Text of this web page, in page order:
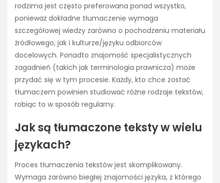
rodzima jest często preferowana ponad wszystko,
ponieważ dokładne tłumaczenie wymaga
szczegółowej wiedzy zarówno o pochodzeniu materiału
źródłowego, jak i kulturze/języku odbiorców
docelowych. Ponadto znajomość specjalistycznych
zagadnień (takich jak terminologia prawnicza) może
przydać się w tym procesie. Każdy, kto chce zostać
tłumaczem powinien studiować różne rodzaje tekstów,
robiąc to w sposób regularny.
Jak są tłumaczone teksty w wielu
językach?
Proces tłumaczenia tekstów jest skomplikowany.
Wymaga zarówno biegłej znajomości języka, z którego